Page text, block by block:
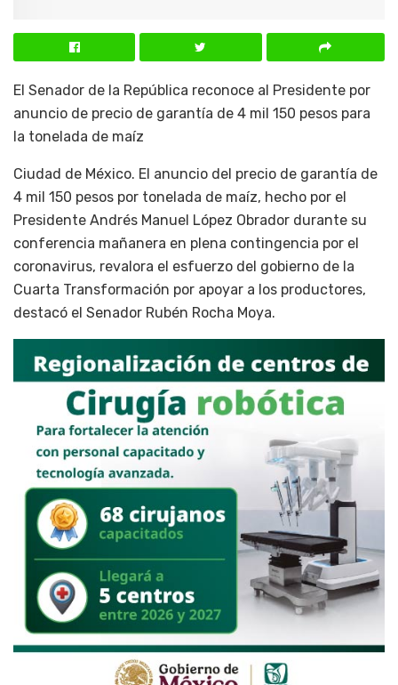
El Senador de la República reconoce al Presidente por
anuncio de precio de garantía de 4 mil 150 pesos para
la tonelada de maíz
Ciudad de México. El anuncio del precio de garantía de
4 mil 150 pesos por tonelada de maíz, hecho por el
Presidente Andrés Manuel López Obrador durante su
conferencia mañanera en plena contingencia por el
coronavirus, revalora el esfuerzo del gobierno de la
Cuarta Transformación por apoyar a los productores,
destacó el Senador Rubén Rocha Moya.